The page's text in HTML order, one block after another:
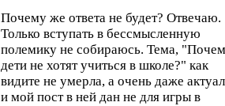
Почему же ответа не будет? Отвечаю.
Только вступать в бессмысленную
полемику не собираюсь. Тема,
дети не хотят учиться в школе?" как
видите не умерла, а очень даже
и мой пост в ней дан не для игры в